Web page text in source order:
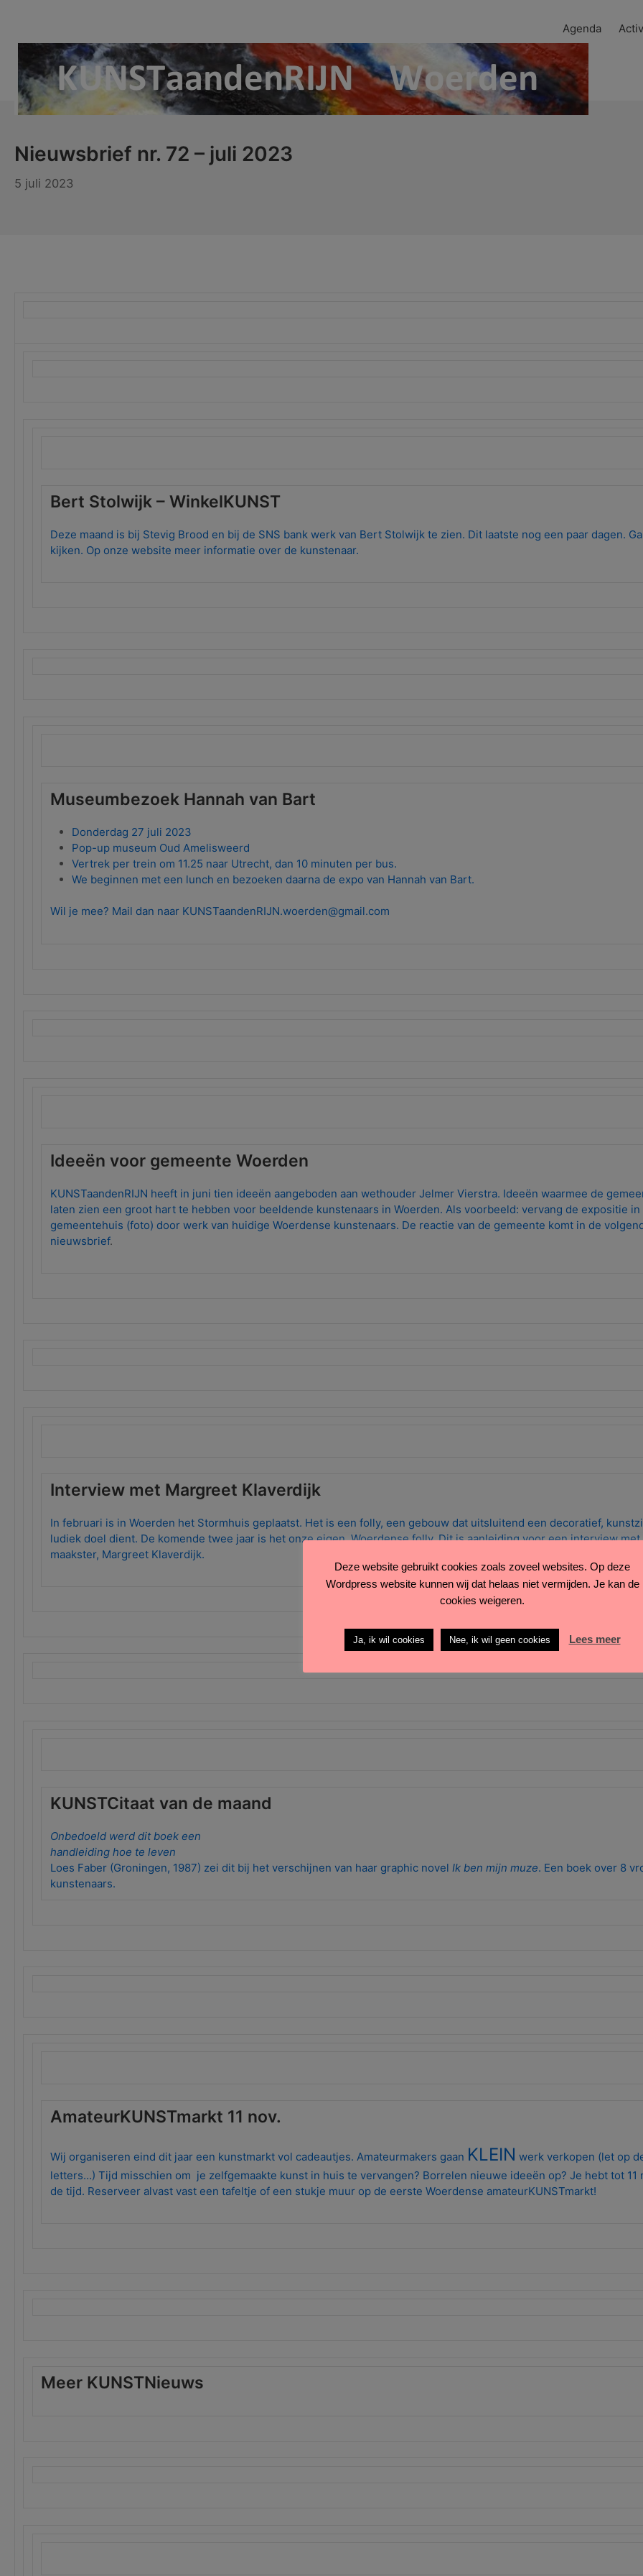
Agenda
Nieuwsbrief nr. 72 – juli 2023
5 juli 2023
Bert Stolwijk – WinkelKUNST
Deze maand is bij Stevig Brood en bij de SNS bank werk van Bert Stolwijk te zien. Dit laatste nog een paar dagen.
kijken. Op onze website meer informatie over de kunstenaar.
Museumbezoek Hannah van Bart
Donderdag 27 juli 2023
Pop-up museum Oud Amelisweerd
Vertrek per trein om 11.25 naar Utrecht, dan 10 minuten per bus.
We beginnen met een lunch en bezoeken daarna de expo van Hannah van Bart.
Wil je mee? Mail dan naar KUNSTaandenRIJN.woerden@gmail.com
Ideeën voor gemeente Woerden
KUNSTaandenRIJN heeft in juni tien ideeën aangeboden aan wethouder Jelmer Vierstra. Ideeën waarmee de
laten zien een groot hart te hebben voor beeldende kunstenaars in Woerden. Als voorbeeld: vervang de expositie in
gemeentehuis (foto) door werk van huidige Woerdense kunstenaars. De reactie van de gemeente komt in de
nieuwsbrief.
Interview met Margreet Klaverdijk
In februari is in Woerden het Stormhuis geplaatst. Het is een folly, een gebouw dat uitsluitend een decoratief,
ludiek doel dient. De komende twee jaar is het onze eigen, Woerdense folly. Dit is aanleiding voor een interview met
maakster, Margreet Klaverdijk.
KUNSTCitaat van de maand
Onbedoeld werd dit boek een
handleiding hoe te leven
Loes Faber (Groningen, 1987) zei dit bij het verschijnen van haar graphic novel Ik ben mijn muze. Een boek over 8
kunstenaars.
AmateurKUNSTmarkt 11 nov.
Wij organiseren eind dit jaar een kunstmarkt vol cadeautjes. Amateurmakers gaan KLEIN werk verkopen (let op
letters…) Tijd misschien om je zelfgemaakte kunst in huis te vervangen? Borrelen nieuwe ideeën op? Je hebt tot 11
de tijd. Reserveer alvast vast een tafeltje of een stukje muur op de eerste Woerdense amateurKUNSTmarkt!
Meer KUNSTNieuws
Deze website gebruikt cookies zoals zoveel websites. Op deze
Wordpress website kunnen wij dat helaas niet vermijden. Je kan de
cookies weigeren.
Ja, ik wil cookies Nee, ik wil geen cookies Lees meer